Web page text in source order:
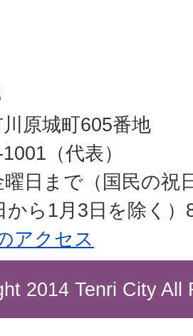
原城町605番地
（代表）
曜日まで（国民の祝
から1月3日を除く
アクセス
2014 Tenri City All